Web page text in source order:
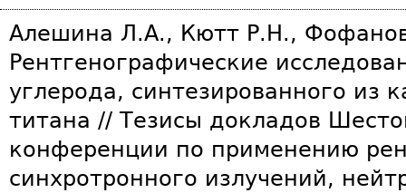
Алешина Л.А., Кютт Р.Н.,
Рентгенографические
углерода, синтезированного из
титана // Тезисы докладов
конференции по применению
синхротронного излучений,